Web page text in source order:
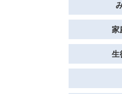
家
生